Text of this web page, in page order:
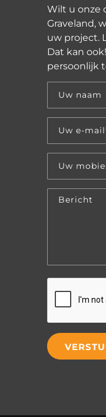
Wilt u onze
Graveland,
uw project.
Dat kan
persoonlijk